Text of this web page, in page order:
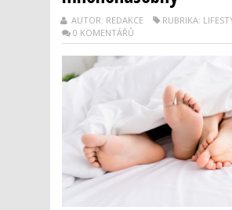
AUTOR: REDAKCE
RUBRIKA:
0 KOMENTÁŘŮ